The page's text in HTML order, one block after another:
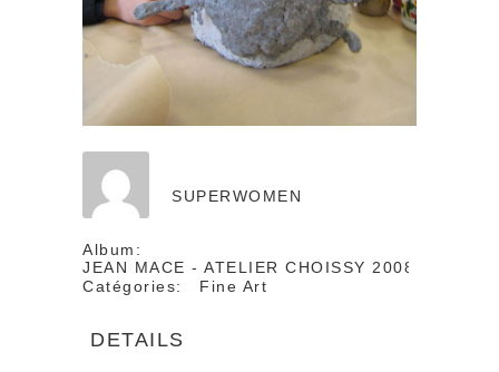
SUPERWOMEN
Album:
JEAN MACE - ATELIER CHOISSY 2008
Catégories:
Fine Art
DETAILS